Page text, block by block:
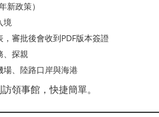
新政策）
境
，審批後會收到PDF版本簽證
、探親
場、陸路口岸與海港
領事館，快捷簡單。